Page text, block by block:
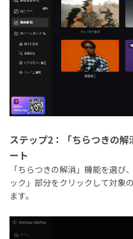
ステップ2：「ちらつきの
ート
「ちらつきの解消」機能を選び
ック」部分をクリックして対象
ます。